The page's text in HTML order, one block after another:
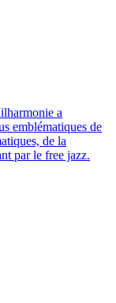
a
emblématiques de
de la
par le free jazz.